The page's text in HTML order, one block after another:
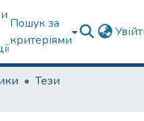
Пошук за
критеріями
Тези